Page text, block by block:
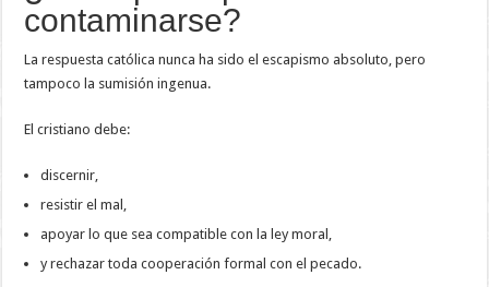
contaminarse?
La respuesta católica nunca ha sido el escapismo absoluto, pero
tampoco la sumisión ingenua.
El cristiano debe:
discernir,
resistir el mal,
apoyar lo que sea compatible con la ley moral,
y rechazar toda cooperación formal con el pecado.